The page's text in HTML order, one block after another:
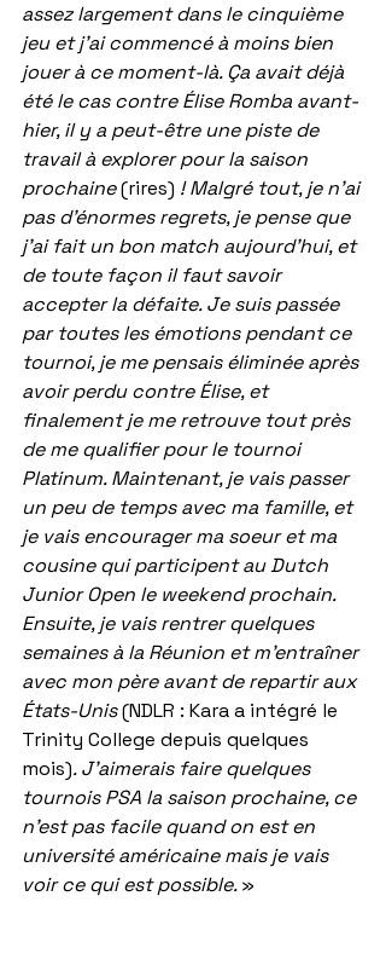
assez largement dans le cinquième
jeu et j'ai commencé à moins bien
jouer à ce moment-là. Ça avait déjà
été le cas contre Élise Romba avant-
hier, il y a peut-être une piste de
travail à explorer pour la saison
prochaine (rires) ! Malgré tout, je n'ai
pas d'énormes regrets, je pense que
j'ai fait un bon match aujourd'hui, et
de toute façon il faut savoir
accepter la défaite. Je suis passée
par toutes les émotions pendant ce
tournoi, je me pensais éliminée après
avoir perdu contre Élise, et
finalement je me retrouve tout près
de me qualifier pour le tournoi
Platinum. Maintenant, je vais passer
un peu de temps avec ma famille, et
je vais encourager ma soeur et ma
cousine qui participent au Dutch
Junior Open le weekend prochain.
Ensuite, je vais rentrer quelques
semaines à la Réunion et m'entraîner
avec mon père avant de repartir aux
États-Unis (NDLR : Kara a intégré le
Trinity College depuis quelques
mois). J'aimerais faire quelques
tournois PSA la saison prochaine, ce
n'est pas facile quand on est en
université américaine mais je vais
voir ce qui est possible. »